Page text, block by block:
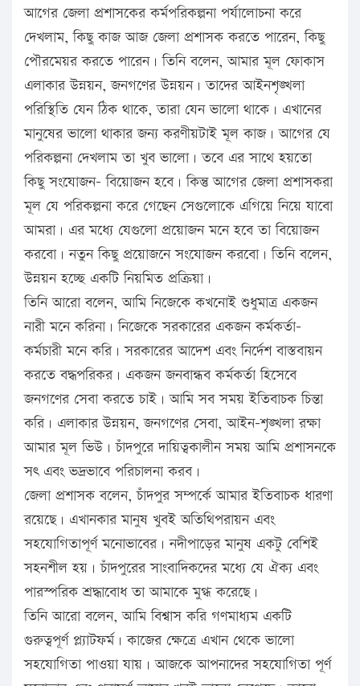
আগের জেলা প্রশাসকের কর্মপরিকল্পনা পর্যালোচনা করে
দেখলাম, কিছু কাজ আজ জেলা প্রশাসক করতে পারেন, কিছু
পৌরমেয়র করতে পারেন। তিনি বলেন, আমার মূল ফোকাস
এলাকার উন্নয়ন, জনগণের উন্নয়ন। তাদের আইনশৃঙ্খলা
পরিস্থিতি যেন ঠিক থাকে, তারা যেন ভালো থাকে। এখানের
মানুষের ভালো থাকার জন্য করণীয়টাই মূল কাজ। আগের যে
পরিকল্পনা দেখলাম তা খুব ভালো। তবে এর সাথে হয়তো
কিছু সংযোজন- বিয়োজন হবে। কিন্তু আগের জেলা প্রশাসকরা
মূল যে পরিকল্পনা করে গেছেন সেগুলোকে এগিয়ে নিয়ে যাবো
আমরা। এর মধ্যে যেগুলো প্রয়োজন মনে হবে তা বিয়োজন
করবো। নতুন কিছু প্রয়োজনে সংযোজন করবো। তিনি বলেন,
উন্নয়ন হচ্ছে একটি নিয়মিত প্রক্রিয়া।
তিনি আরো বলেন, আমি নিজেকে কখনোই শুধুমাত্র একজন
নারী মনে করিনা। নিজেকে সরকারের একজন কর্মকর্তা-
কর্মচারী মনে করি। সরকারের আদেশ এবং নির্দেশ বাস্তবায়ন
করতে বদ্ধপরিকর। একজন জনবান্ধব কর্মকর্তা হিসেবে
জনগণের সেবা করতে চাই। আমি সব সময় ইতিবাচক চিন্তা
করি। এলাকার উন্নয়ন, জনগণের সেবা, আইন-শৃঙ্খলা রক্ষা
আমার মূল ভিউ। চাঁদপুরে দায়িত্বকালীন সময় আমি প্রশাসনকে
সৎ এবং ভদ্রভাবে পরিচালনা করব।
জেলা প্রশাসক বলেন, চাঁদপুর সম্পর্কে আমার ইতিবাচক ধারণা
রয়েছে। এখানকার মানুষ খুবই অতিথিপরায়ন এবং
সহযোগিতাপূর্ণ মনোভাবের। নদীপাড়ের মানুষ একটু বেশিই
সহনশীল হয়। চাঁদপুরের সাংবাদিকদের মধ্যে যে ঐক্য এবং
পারস্পরিক শ্রদ্ধাবোধ তা আমাকে মুগ্ধ করেছে।
তিনি আরো বলেন, আমি বিশ্বাস করি গণমাধ্যম একটি
গুরুত্বপূর্ণ প্ল্যাটফর্ম। কাজের ক্ষেত্রে এখান থেকে ভালো
সহযোগিতা পাওয়া যায়। আজকে আপনাদের সহযোগিতা পূর্ণ